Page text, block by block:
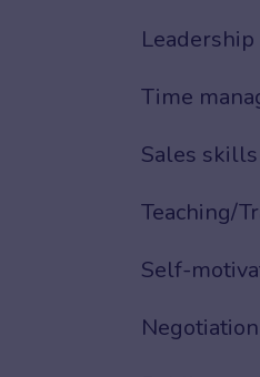
Time
Sales skills
Teaching/
Self-
Negotiation